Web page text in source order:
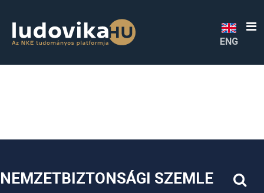
##plugins.themes.bootstrap3.accessible_menu.sidebar##
ENG
NEMZETBIZTONSÁGI SZEMLE